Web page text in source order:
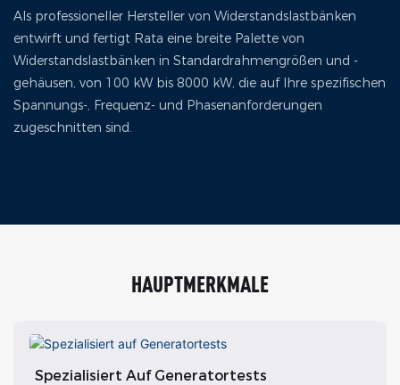
Als professioneller Hersteller von Widerstandslastbänken
entwirft und fertigt Rata eine breite Palette von
Widerstandslastbänken in Standardrahmengrößen und -
gehäusen, von 100 kW bis 8000 kW, die auf Ihre spezifischen
Spannungs-, Frequenz- und Phasenanforderungen
zugeschnitten sind.
HAUPTMERKMALE
Spezialisiert Auf Generatortests